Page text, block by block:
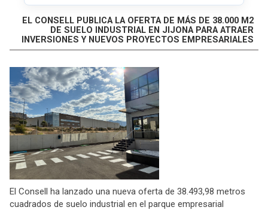
EL CONSELL PUBLICA LA OFERTA DE MÁS DE 38.000 M2
DE SUELO INDUSTRIAL EN JIJONA PARA ATRAER
INVERSIONES Y NUEVOS PROYECTOS EMPRESARIALES
El Consell ha lanzado una nueva oferta de 38.493,98 metros
cuadrados de suelo industrial en el parque empresarial